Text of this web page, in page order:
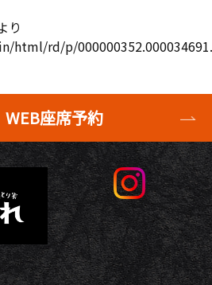
り
html/rd/p/
WEB座席予約